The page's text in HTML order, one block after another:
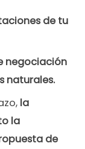
de tu
negociación
naturales.
la
la
de